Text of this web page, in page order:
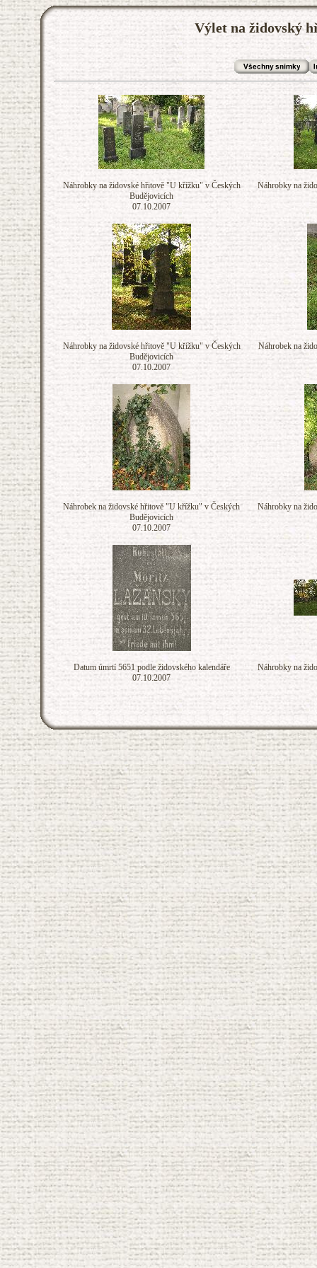
Výlet na židovský
Náhrobky na židovské hřitově "U křížku" v Českých
Budějovicích
07.10.2007
Náhrobky na
Náhrobky na židovské hřitově "U křížku" v Českých
Budějovicích
07.10.2007
Náhrobek na
Náhrobek na židovské hřitově "U křížku" v Českých
Budějovicích
07.10.2007
Náhrobky na
Datum úmrtí 5651 podle židovského kalendáře
07.10.2007
Náhrobky na